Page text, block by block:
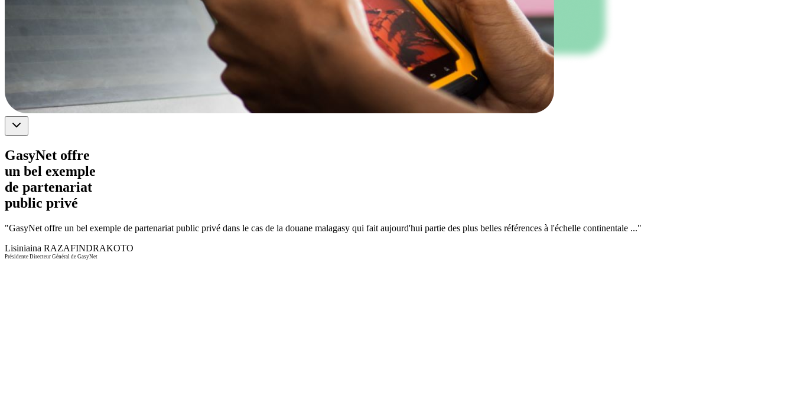
GasyNet offre
un bel exemple
de partenariat
public privé
"GasyNet offre un bel exemple de partenariat public privé dans le cas de la douane malagasy qui fait aujourd'hui partie des plus belles références à l'échelle continentale ..."
Lisiniaina RAZAFINDRAKOTO
Présidente Directeur Général de GasyNet